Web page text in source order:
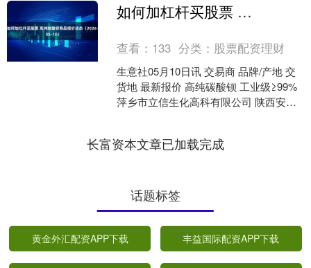
如何加杠杆买股票 高纯碳酸钡商品报价动态（2026-05-10）
查看： 133 分类： 股票配资理财
生意社05月10日讯 交易商 品牌/产地 交
货地 最新报价 高纯碳酸钡 工业级≥99%
萍乡市立信生化高科有限公司 陕西安康
长富资本文章已加载完成
话题标签
黄金外汇配资APP下载 丰益国际配资APP下载